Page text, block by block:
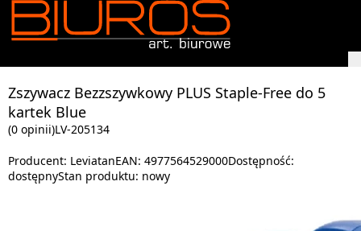
Zszywacz Bezzszywkowy PLUS Staple-Free do 5
kartek Blue
(0 opinii)LV-205134
Producent: LeviatanEAN: 4977564529000Dostępność:
dostępnyStan produktu: nowy